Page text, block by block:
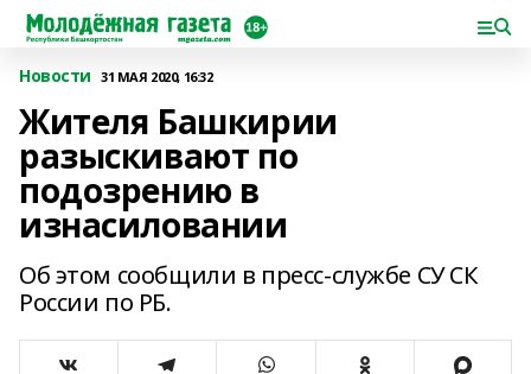
Новости 31 МАЯ 2020, 16:32
Жителя Башкирии
разыскивают по
подозрению в
изнасиловании
Об этом сообщили в пресс-службе СУ СК
России по РБ.